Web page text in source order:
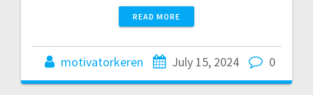
READ MORE
motivatorkeren July 15, 2024 0